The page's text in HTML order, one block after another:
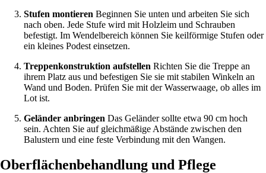
Stufen montieren Beginnen Sie unten und arbeiten Sie sich
nach oben. Jede Stufe wird mit Holzleim und Schrauben
befestigt. Im Wendelbereich können Sie keilförmige Stufen oder
ein kleines Podest einsetzen.
Treppenkonstruktion aufstellen Richten Sie die Treppe an
ihrem Platz aus und befestigen Sie sie mit stabilen Winkeln an
Wand und Boden. Prüfen Sie mit der Wasserwaage, ob alles im
Lot ist.
Geländer anbringen Das Geländer sollte etwa 90 cm hoch
sein. Achten Sie auf gleichmäßige Abstände zwischen den
Balustern und eine feste Verbindung mit den Wangen.
Oberflächenbehandlung und Pflege